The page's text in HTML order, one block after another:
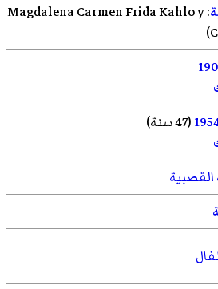
:
Magdalena Carmen Frida Kahlo y
)‏
(47 سنة)
القصبية